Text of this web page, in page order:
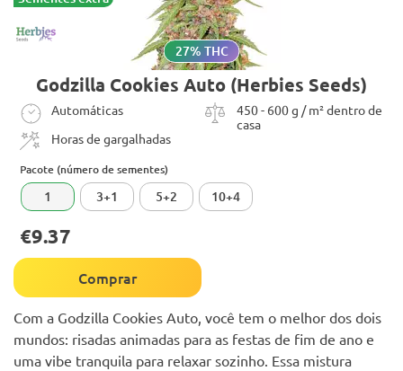
27% THC
Godzilla Cookies Auto (Herbies Seeds)
Automáticas
450 - 600 g / m² dentro de
casa
Horas de gargalhadas
Pacote (número de sementes)
1 3+1 5+2 10+4
€9.37
Comprar
Com a Godzilla Cookies Auto, você tem o melhor dos dois
mundos: risadas animadas para as festas de fim de ano e
uma vibe tranquila para relaxar sozinho. Essa mistura